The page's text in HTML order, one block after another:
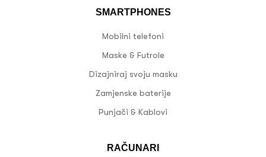
SMARTPHONES
Mobilni telefoni
Maske & Futrole
Dizajniraj svoju masku
Zamjenske baterije
Punjači & Kablovi
RAČUNARI